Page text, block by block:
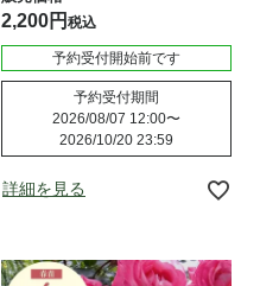
2,200 税込
予約受付開始前です
予約受付期間
2026/08/07 12:00〜
2026/10/20 23:59
詳細を見る